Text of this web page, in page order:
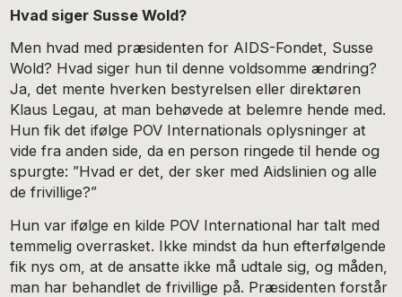
Hvad siger Susse Wold?
Men hvad med præsidenten for AIDS-Fondet, Susse
Wold? Hvad siger hun til denne voldsomme ændring?
Ja, det mente hverken bestyrelsen eller direktøren
Klaus Legau, at man behøvede at belemre hende med.
Hun fik det ifølge POV Internationals oplysninger at
vide fra anden side, da en person ringede til hende og
spurgte: ”Hvad er det, der sker med Aidslinien og alle
de frivillige?”
Hun var ifølge en kilde POV International har talt med
temmelig overrasket. Ikke mindst da hun efterfølgende
fik nys om, at de ansatte ikke må udtale sig, og måden,
man har behandlet de frivillige på. Præsidenten forstår